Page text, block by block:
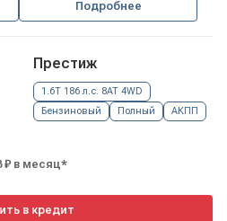
Подробнее
Престиж
1.6T 186 л.с. 8AT 4WD
Бензиновый
Полный АКПП
₽ в месяц*
в кредит